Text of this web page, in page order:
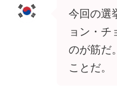
今回の選
ョン・チ
のが筋だ
ことだ。